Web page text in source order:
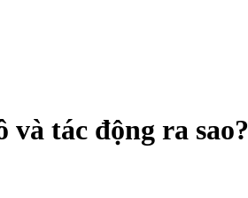
tác động ra sao?